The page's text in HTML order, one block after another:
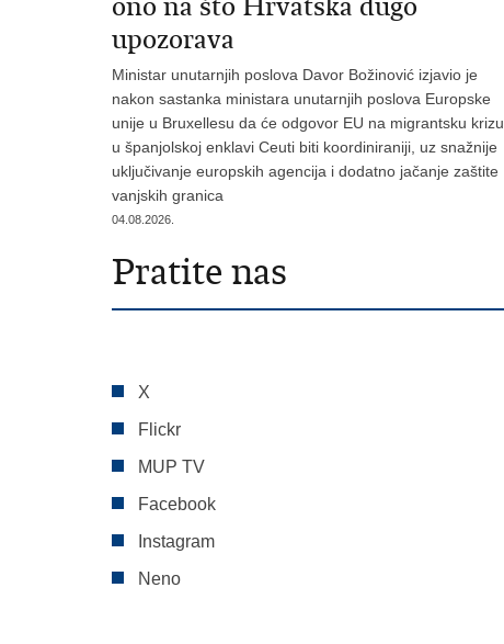
ono na što Hrvatska dugo
upozorava
Ministar unutarnjih poslova Davor Božinović izjavio je
nakon sastanka ministara unutarnjih poslova Europske
unije u Bruxellesu da će odgovor EU na migrantsku krizu
u španjolskoj enklavi Ceuti biti koordiniraniji, uz snažnije
uključivanje europskih agencija i dodatno jačanje zaštite
vanjskih granica
04.08.2026.
Pratite nas
X
Flickr
MUP TV
Facebook
Instagram
Neno